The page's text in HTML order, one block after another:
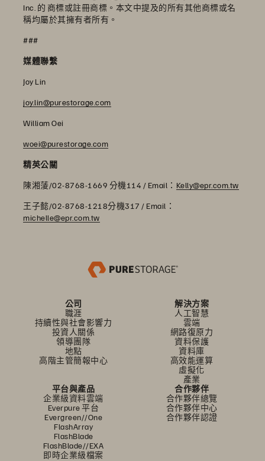
Inc. 的 商標或註冊商標。本文中提及的所有其他商標或名
稱均屬於其擁有者所有。
###
媒體聯繫
Joy Lin
joy.lin@purestorage.com
William Oei
woei@purestorage.com
精英公關
陳湘蔆/02-8768-1669 分機114 / Email： Kelly@epr.com.tw
王子懿/02-8768-1218分機317 / Email：
michelle@epr.com.tw
公司
職涯
持續性與社會影響力
投資人關係
領導團隊
地點
高階主管簡報中心
解決方案
人工智慧
雲端
網路復原力
資料保護
資料庫
高效能運算
虛擬化
產業
平台與產品
企業級資料雲端
Everpure 平台
Evergreen//One
FlashArray
FlashBlade
FlashBlade//EXA
即時企業級檔案
合作夥伴
合作夥伴總覽
合作夥伴中心
合作夥伴認證